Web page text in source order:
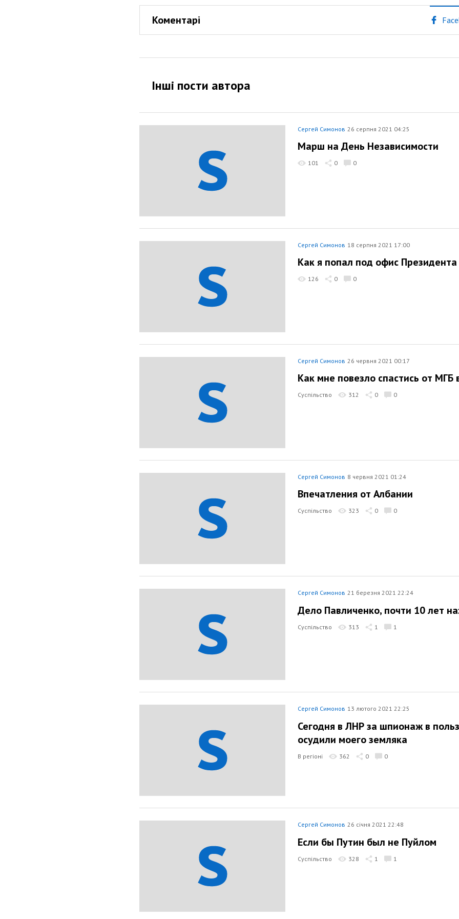
Коментарі
Інші пости автора
Сергей Симонов 26 серпня 2021 04:25
Марш на День Независимости
101 0 0
Сергей Симонов 18 серпня 2021 17:00
Как я попал под офис Президента
126 0 0
Сергей Симонов 26 червня 2021 00:17
Как мне повезло спастись от МГБ
Суспільство 312 0 0
Сергей Симонов 8 червня 2021 01:24
Впечатления от Албании
Суспільство 323 0 0
Сергей Симонов 21 березня 2021 22:24
Дело Павличенко, почти 10 лет
Суспільство 313 1 1
Сергей Симонов 13 лютого 2021 22:25
Сегодня в ЛНР за шпионаж в
осудили моего земляка
В регіоні 362 0 0
Сергей Симонов 26 січня 2021 22:48
Если бы Путин был не Пуйлом
Суспільство 328 1 1